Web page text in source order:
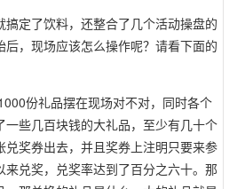
定了饮料，还整合了几个活动操盘的
，现场应该怎么操作呢？请看下面的
份礼品摆在现场对不对，同时各个
一些几百块钱的大礼品，至少有几十个
奖券出去，并且奖券上注明只要来参
兑奖，兑奖率达到了百分之六十。那